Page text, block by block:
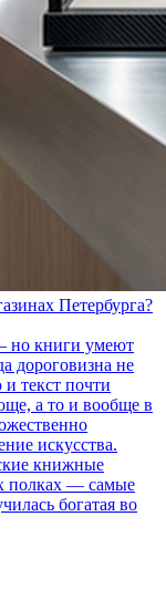
Петербурга?
но книги умеют
дороговизна не
текст почти
а то и вообще в
искусства.
книжные
полках — самые
богатая во